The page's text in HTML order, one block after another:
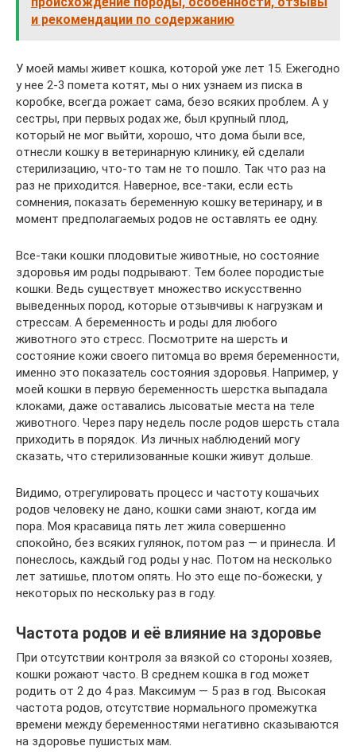
и рекомендации по содержанию
У моей мамы живет кошка, которой уже лет 15. Ежегодно
у нее 2-3 помета котят, мы о них узнаем из писка в
коробке, всегда рожает сама, безо всяких проблем. А у
сестры, при первых родах же, был крупный плод,
который не мог выйти, хорошо, что дома были все,
отнесли кошку в ветеринарную клинику, ей сделали
стерилизацию, что-то там не то пошло. Так что раз на
раз не приходится. Наверное, все-таки, если есть
сомнения, показать беременную кошку ветеринару, и в
момент предполагаемых родов не оставлять ее одну.
Все-таки кошки плодовитые животные, но состояние
здоровья им роды подрывают. Тем более породистые
кошки. Ведь существует множество искусственно
выведенных пород, которые отзывчивы к нагрузкам и
стрессам. А беременность и роды для любого
животного это стресс. Посмотрите на шерсть и
состояние кожи своего питомца во время беременности,
именно это показатель состояния здоровья. Например, у
моей кошки в первую беременность шерстка выпадала
клоками, даже оставались лысоватые места на теле
животного. Через пару недель после родов шерсть стала
приходить в порядок. Из личных наблюдений могу
сказать, что стерилизованные кошки живут дольше.
Видимо, отрегулировать процесс и частоту кошачьих
родов человеку не дано, кошки сами знают, когда им
пора. Моя красавица пять лет жила совершенно
спокойно, без всяких гулянок, потом раз — и принесла. И
понеслось, каждый год роды у нас. Потом на несколько
лет затишье, плотом опять. Но это еще по-божески, у
некоторых по нескольку раз в году.
Частота родов и её влияние на здоровье
При отсутствии контроля за вязкой со стороны хозяев,
кошки рожают часто. В среднем кошка в год может
родить от 2 до 4 раз. Максимум — 5 раз в год. Высокая
частота родов, отсутствие нормального промежутка
времени между беременностями негативно сказываются
на здоровье пушистых мам.